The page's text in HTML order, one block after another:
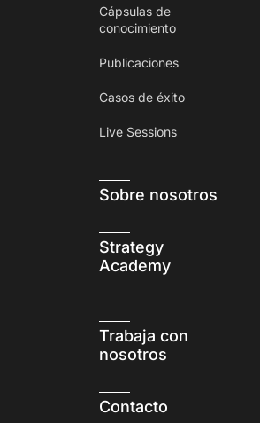
Cápsulas de
conocimiento
Publicaciones
Casos de éxito
Live Sessions
Sobre nosotros
Strategy
Academy
Trabaja con
nosotros
Contacto